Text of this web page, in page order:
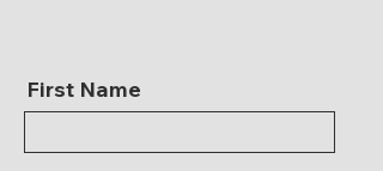
First Name